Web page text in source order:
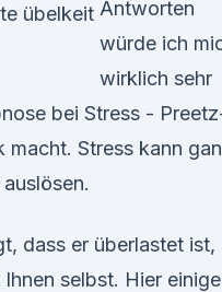
Antworten
würde ich
wirklich sehr
bei Stress -
macht. Stress kann
dass er überlastet ist,
selbst. Hier einige